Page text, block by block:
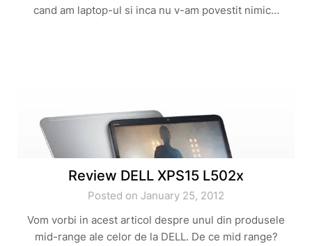
cand am laptop-ul si inca nu v-am povestit nimic…
Review DELL XPS15 L502x
Posted on January 25, 2012
Vom vorbi in acest articol despre unul din produsele
mid-range ale celor de la DELL. De ce mid range?